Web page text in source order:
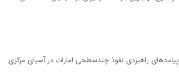
پیامدهای راهبردی نفوذ چندسطحی امارات در آسیای مرکزی